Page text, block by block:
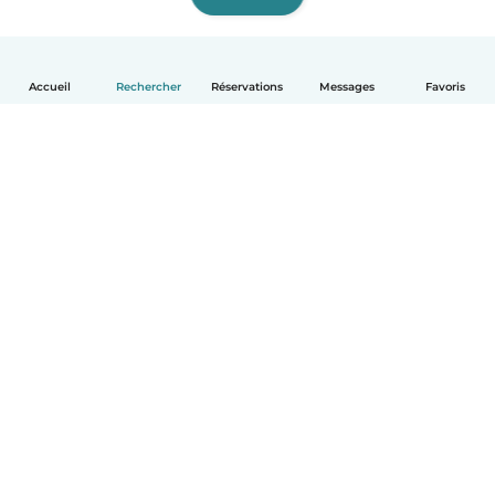
Accueil Rechercher Réservations Messages Favoris